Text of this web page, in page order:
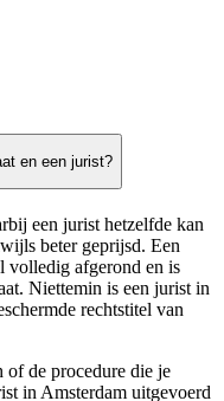
en een jurist?
een jurist hetzelfde kan
beter geprijsd. Een
volledig afgerond en is
Niettemin is een jurist in
rechtstitel van
de procedure die je
in Amsterdam uitgevoerd